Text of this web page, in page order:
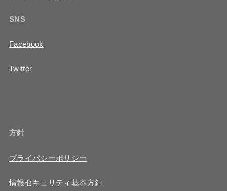
SNS
Facebook
Twitter
方針
プライバシーポリシー
情報セキュリティ基本方針